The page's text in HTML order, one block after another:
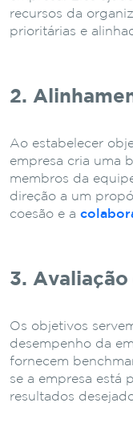
recursos da
prioritárias e
2.
Ao estabelecer
empresa cria uma
membros da
direção a um
coesão e a
3.
Os objetivos
desempenho da
fornecem
se a empresa está
resultados